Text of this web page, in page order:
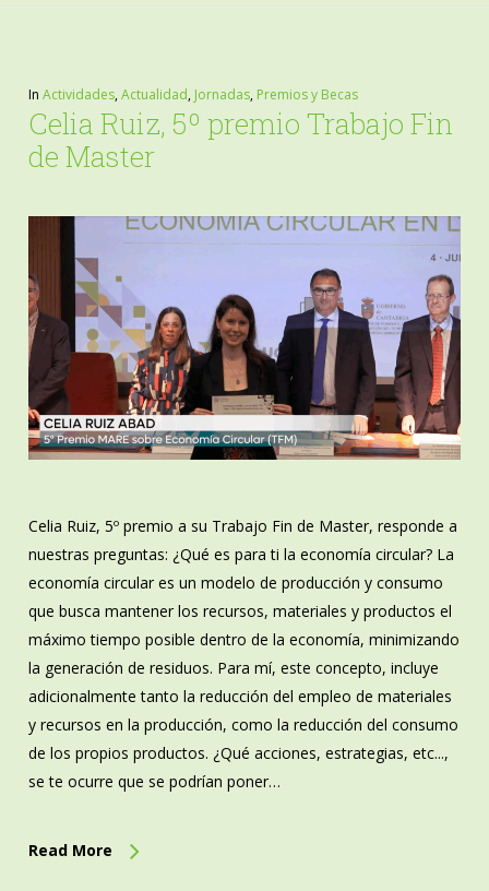
In Actividades,Actualidad, Jornadas, Premios y Becas
Celia Ruiz, 5º premio Trabajo Fin
de Master
Celia Ruiz, 5º premio a su Trabajo Fin de Master, responde a
nuestras preguntas: ¿Qué es para ti la economía circular? La
economía circular es un modelo de producción y consumo
que busca mantener los recursos, materiales y productos el
máximo tiempo posible dentro de la economía, minimizando
la generación de residuos. Para mí, este concepto, incluye
adicionalmente tanto la reducción del empleo de materiales
y recursos en la producción, como la reducción del consumo
de los propios productos. ¿Qué acciones, estrategias, etc...,
se te ocurre que se podrían poner…
Read More